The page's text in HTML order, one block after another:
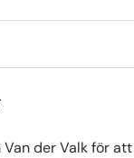
der Valk för